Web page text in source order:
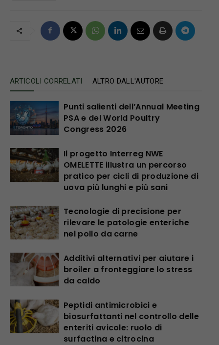
ARTICOLI CORRELATI ALTRO DALL'AUTORE
Punti salienti dell’Annual Meeting
PSA e del World Poultry
Congress 2026
Il progetto Interreg NWE
OMELETTE illustra un percorso
pratico per cicli di produzione di
uova più lunghi e più sani
Tecnologie di precisione per
rilevare le patologie enteriche
nel pollo da carne
Additivi alternativi per aiutare i
broiler a fronteggiare lo stress
da caldo
Peptidi antimicrobici e
biosurfattanti nel controllo delle
enteriti avicole: ruolo di
surfactina e citrocina